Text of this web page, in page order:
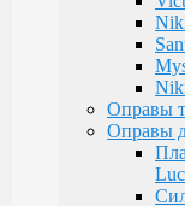
до
Оправы
1200
Оправы
Оправы